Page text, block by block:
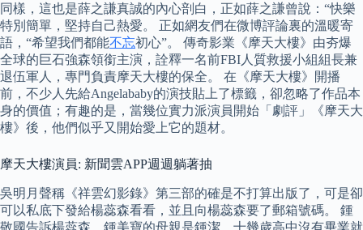
同樣，這也是薛之謙真誠的內心剖白，正如薛之謙曾說：“快樂
特別簡單，堅持自己熱愛。 正如網友們在微博評論裏的溫暖寄
語，“希望我們都能不忘初心”。 傳奇影業《摩天大樓》由夯爆
全球的巨石強森領銜主演，詮釋一名前FBI人質救援小組組長兼
退伍軍人，專門負責摩天大樓的保全。 在《摩天大樓》開播
前，不少人先給Angelababy的演技貼上了標籤，卻忽略了作品本
身的價值；有趣的是，當幾位實力派演員開始「劇評」《摩天大
樓》後，他們似乎又開始愛上它的題材。
摩天大樓演員: 新聞雲APP週週躺著抽
吳明月聲稱《祥雲幻影錄》第三部的確是不打算出版了，可是卻
可以私底下發給楊蕊森看看，並且向楊蕊森要了郵箱號碼。 鍾
敬國告訴楊蕊森，鍾美寶的母親是鍾潔，十幾歲高中沒有畢業就